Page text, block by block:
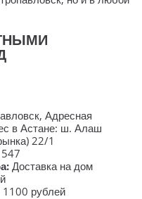
Адресная
в Астане: ш. Алаш
22/1
Доставка на дом
1100 рублей